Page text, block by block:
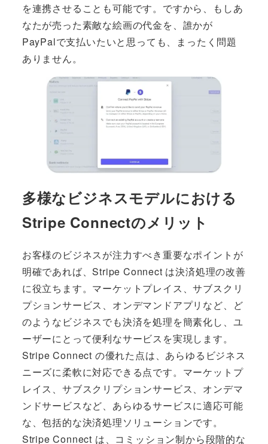
を連携させることも可能です。ですから、もしあ
なたが売った素敵な絵画の代金を、誰かが
PayPalで支払いたいと思っても、まったく問題
ありません。
多様なビジネスモデルにおける
Stripe Connectのメリット
お客様のビジネスが注力すべき重要なポイントが
明確であれば、Stripe Connect は決済処理の改善
に役立ちます。マーケットプレイス、サブスクリ
プションサービス、オンデマンドアプリなど、ど
のようなビジネスでも決済を処理を簡素化し、ユ
ーザーにとって便利なサービスを実現します。
Stripe Connect の優れた点は、あらゆるビジネス
ニーズに柔軟に対応できる点です。マーケットプ
レイス、サブスクリプションサービス、オンデマ
ンドサービスなど、あらゆるサービスに適応可能
な、包括的な決済処理ソリューションです。
Stripe Connect は、コミッション制から段階的な